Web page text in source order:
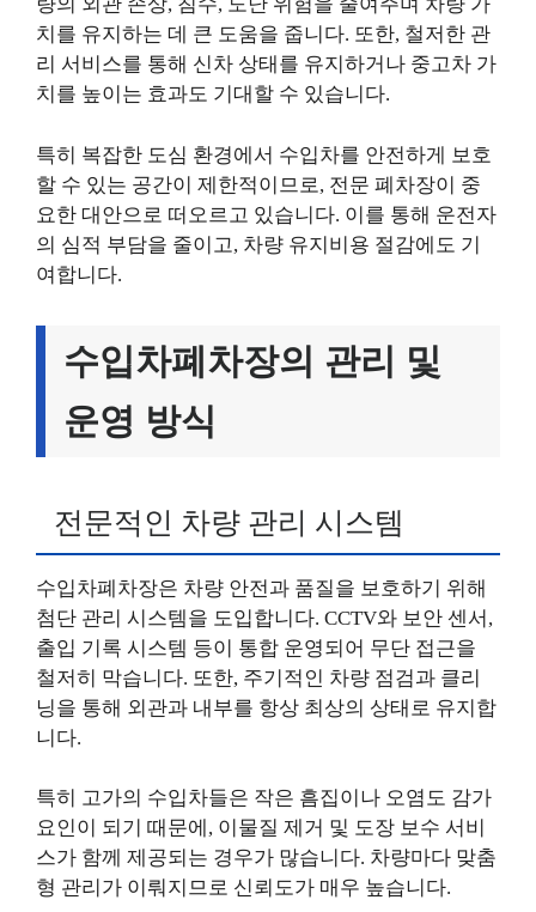
치를 유지하는 데 큰 도움을 줍니다. 또한, 철저한 관
리 서비스를 통해 신차 상태를 유지하거나 중고차 가
치를 높이는 효과도 기대할 수 있습니다.
특히 복잡한 도심 환경에서 수입차를 안전하게 보호
할 수 있는 공간이 제한적이므로, 전문 폐차장이 중
요한 대안으로 떠오르고 있습니다. 이를 통해 운전자
의 심적 부담을 줄이고, 차량 유지비용 절감에도 기
여합니다.
수입차폐차장의 관리 및
운영 방식
전문적인 차량 관리 시스템
수입차폐차장은 차량 안전과 품질을 보호하기 위해
첨단 관리 시스템을 도입합니다. CCTV와 보안 센서,
출입 기록 시스템 등이 통합 운영되어 무단 접근을
철저히 막습니다. 또한, 주기적인 차량 점검과 클리
닝을 통해 외관과 내부를 항상 최상의 상태로 유지합
니다.
특히 고가의 수입차들은 작은 흠집이나 오염도 감가
요인이 되기 때문에, 이물질 제거 및 도장 보수 서비
스가 함께 제공되는 경우가 많습니다. 차량마다 맞춤
형 관리가 이뤄지므로 신뢰도가 매우 높습니다.